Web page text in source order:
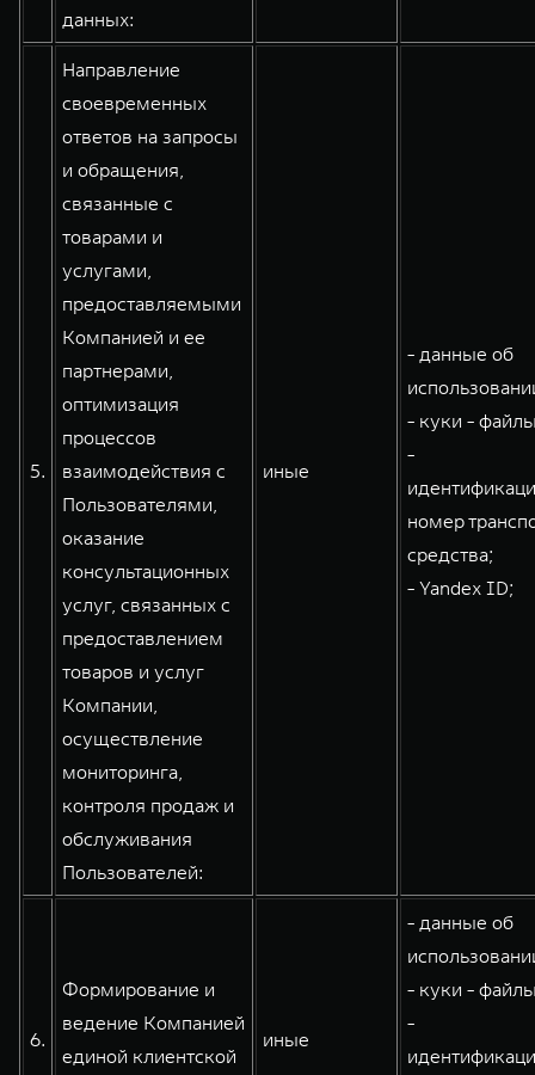
данных:
5.
Направление
своевременных
ответов на запросы
и обращения,
связанные с
товарами и
услугами,
предоставляемыми
Компанией и ее
партнерами,
оптимизация
процессов
взаимодействия с
Пользователями,
оказание
консультационных
услуг, связанных с
предоставлением
товаров и услуг
Компании,
осуществление
мониторинга,
контроля продаж и
обслуживания
Пользователей:
иные
- данные об
- куки -
-
номер
средства;
- Yandex ID;
6.
Формирование и
ведение Компанией
единой клиентской
иные
- данные об
- куки -
-